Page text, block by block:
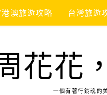
澳旅遊攻略 台灣旅遊
花花
一個有著行銷魂的